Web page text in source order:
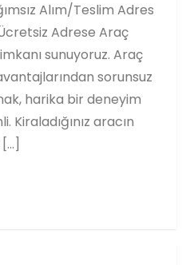
Alım/Teslim Adres
Adrese Araç
sunuyoruz. Araç
sorunsuz
harika bir deneyim
Kiraladığınız aracın